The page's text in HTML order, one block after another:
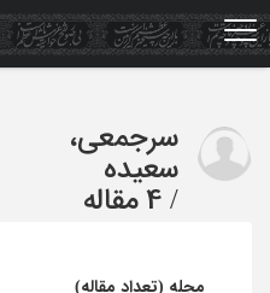
Skip
to
main
سرجمعی،
سعیده
/ 4 مقاله
مجله (تعداد مقاله)